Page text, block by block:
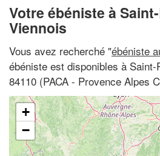
Votre ébéniste à
Viennois
Vous avez recherché "ébéniste
ébéniste est disponibles à Saint-
84110 (PACA - Provence Alpes
+
−